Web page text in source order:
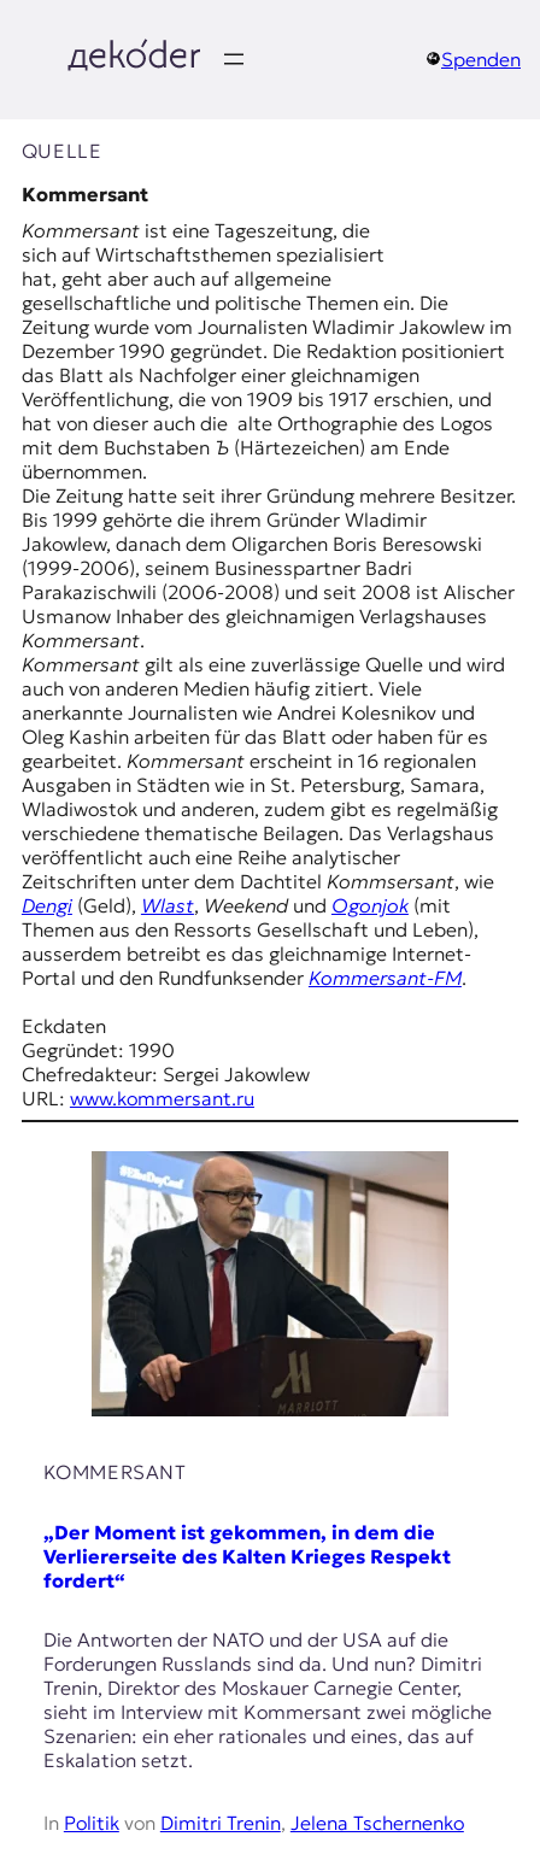
springen
e
k
o
d
e
r
|
D
E
K
O
D
E
R
W
s
s
e
n
J
o
u
r
n
Spenden
QUELLE
Kommersant
Kommersantist eine Tageszeitung, die
sich auf Wirtschaftsthemen spezialisiert
hat, geht aber auch auf allgemeine
gesellschaftliche und politische Themen ein. Die
Zeitung wurde vom Journalisten Wladimir Jakowlew im
Dezember 1990 gegründet. Die Redaktion positioniert
das Blatt als Nachfolger einer gleichnamigen
Veröffentlichung, die von 1909 bis 1917 erschien, und
hat von dieser auch die altе Orthographie des Logos
mit dem Buchstaben Ъ(Härtezeichen) am Ende
übernommen.
Die Zeitung hatte seit ihrer Gründung mehrere Besitzer.
Bis 1999 gehörte die ihrem Gründer Wladimir
Jakowlew, danach dem Oligarchen Boris Beresowski
(1999-2006), seinem Businesspartner Badri
Parakazischwili (2006-2008) und seit 2008 ist Alischer
Usmanow Inhaber des gleichnamigen Verlagshauses
Kommersant.
Kommersantgilt als eine zuverlässige Quelle und wird
auch von anderen Medien häufig zitiert. Viele
anerkannte Journalisten wie Andrei Kolesnikov und
Oleg Kashin arbeiten für das Blatt oder haben für es
gearbeitet. Kommersanterscheint in 16 regionalen
Ausgaben in Städten wie in St. Petersburg, Samara,
Wladiwostok und anderen, zudem gibt es regelmäßig
verschiedene thematische Beilagen. Das Verlagshaus
veröffentlicht auch eine Reihe analytischer
Zeitschriften unter dem Dachtitel Kommsersant, wie
Dengi(Geld), Wlast, Weekendund Ogonjok(mit
Themen aus den Ressorts Gesellschaft und Leben),
ausserdem betreibt es das gleichnamige Internet-
Portal und den Rundfunksender Kommersant-FM.
Eckdaten
Gegründet: 1990
Chefredakteur: Sergei Jakowlew
URL: www.kommersant.ru
KOMMERSANT
„Der Moment ist gekommen, in dem die
Verliererseite des Kalten Krieges Respekt
fordert“
Die Antworten der NATO und der USA auf die
Forderungen Russlands sind da. Und nun? Dimitri
Trenin, Direktor des Moskauer Carnegie Center,
sieht im Interview mit Kommersant zwei mögliche
Szenarien: ein eher rationales und eines, das auf
Eskalation setzt.
In Politikvon Dimitri Trenin, Jelena Tschernenko